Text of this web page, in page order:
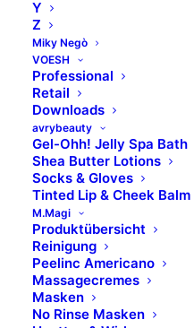
Y
Z
Miky Negò
VOESH
Professional
Retail
Downloads
avrybeauty
Gel-Ohh! Jelly Spa Bath
Shea Butter Lotions
Socks & Gloves
Tinted Lip & Cheek Balm
M.Magi
Produktübersicht
Reinigung
Peelinc Americano
Massagecremes
Masken
No Rinse Masken
digital, 500 ml
exakte digitale
gradweise von 35°
herausnehmbarer
innovatives
Pots – die Spezial-
saubere und
ART. 7100100 – Stück
MEHR ERFAHREN